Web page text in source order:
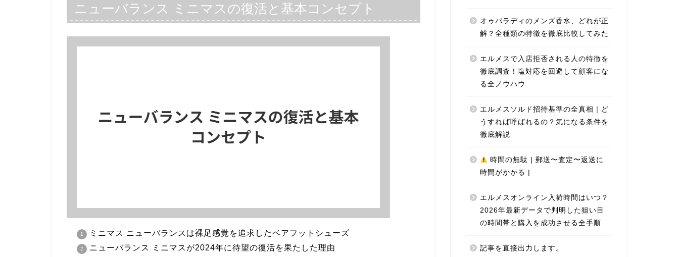
ニューバランス ミニマスの復活と基本コンセプト
ミニマス ニューバランスは裸足感覚を追求したベアフットシューズ
ニューバランス ミニマスが2024年に待望の復活を果たした理由
オゥパラディのメンズ香水、どれが正
解？全種類の特徴を徹底比較してみた
エルメスで入店拒否される人の特徴を
徹底調査！塩対応を回避して顧客にな
る全ノウハウ
エルメスソルド招待基準の全真相｜ど
うすれば呼ばれるの？気になる条件を
徹底解説
時間の無駄 | 郵送〜査定〜返送に
時間がかかる |
エルメスオンライン入荷時間はいつ？
2026年最新データで判明した狙い目
の時間帯と購入を成功させる全手順
記事を直接出力します。